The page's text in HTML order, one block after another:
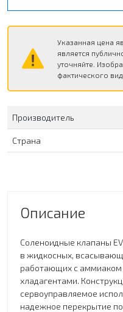
Указанная цена
является
уточняйте.
фактического
Производитель
Страна
Описание
Соленоидные клапаны
в жидкосных,
работающих с
хладагентами.
сервоуправляемое
надежное перекрытие